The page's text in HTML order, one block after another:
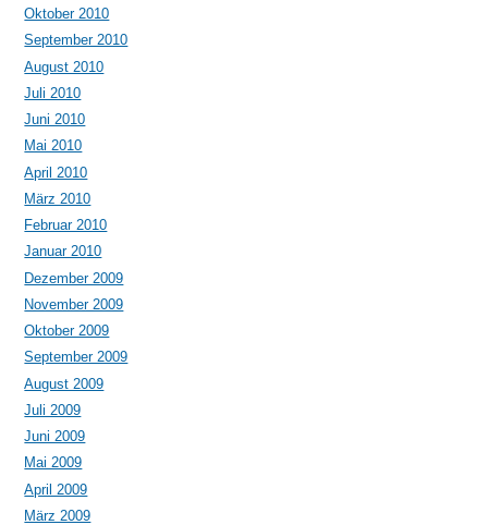
Oktober 2010
September 2010
August 2010
Juli 2010
Juni 2010
Mai 2010
April 2010
März 2010
Februar 2010
Januar 2010
Dezember 2009
November 2009
Oktober 2009
September 2009
August 2009
Juli 2009
Juni 2009
Mai 2009
April 2009
März 2009